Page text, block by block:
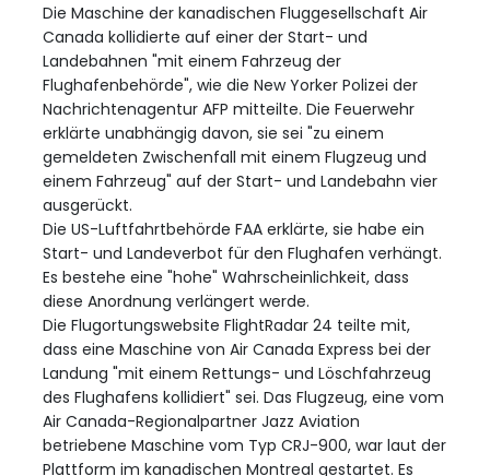
Die Maschine der kanadischen Fluggesellschaft Air
Canada kollidierte auf einer der Start- und
Landebahnen "mit einem Fahrzeug der
Flughafenbehörde", wie die New Yorker Polizei der
Nachrichtenagentur AFP mitteilte. Die Feuerwehr
erklärte unabhängig davon, sie sei "zu einem
gemeldeten Zwischenfall mit einem Flugzeug und
einem Fahrzeug" auf der Start- und Landebahn vier
ausgerückt.
Die US-Luftfahrtbehörde FAA erklärte, sie habe ein
Start- und Landeverbot für den Flughafen verhängt.
Es bestehe eine "hohe" Wahrscheinlichkeit, dass
diese Anordnung verlängert werde.
Die Flugortungswebsite FlightRadar 24 teilte mit,
dass eine Maschine von Air Canada Express bei der
Landung "mit einem Rettungs- und Löschfahrzeug
des Flughafens kollidiert" sei. Das Flugzeug, eine vom
Air Canada-Regionalpartner Jazz Aviation
betriebene Maschine vom Typ CRJ-900, war laut der
Plattform im kanadischen Montreal gestartet. Es